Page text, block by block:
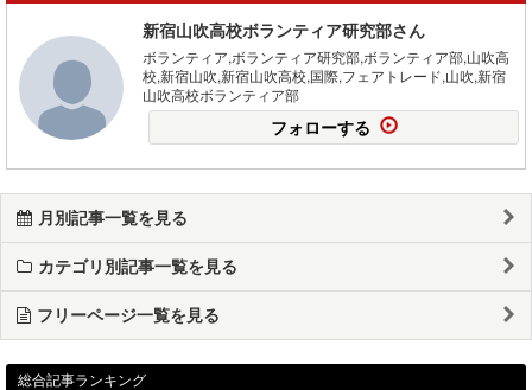
新宿山吹高校ボランティア研究部さん
ボランティア,ボランティア研究部,ボランティア部,山吹高
校,新宿山吹,新宿山吹高校,国際,フェアトレード,山吹,新宿
山吹高校ボランティア部
フォローする
月別記事一覧を見る
カテゴリ別記事一覧を見る
フリーページ一覧を見る
総合記事ランキング